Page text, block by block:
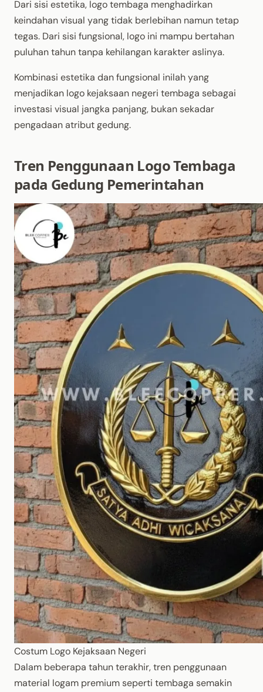
Dari sisi estetika, logo tembaga menghadirkan
keindahan visual yang tidak berlebihan namun tetap
tegas. Dari sisi fungsional, logo ini mampu bertahan
puluhan tahun tanpa kehilangan karakter aslinya.
Kombinasi estetika dan fungsional inilah yang
menjadikan logo kejaksaan negeri tembaga sebagai
investasi visual jangka panjang, bukan sekadar
pengadaan atribut gedung.
Tren Penggunaan Logo Tembaga
pada Gedung Pemerintahan
Costum Logo Kejaksaan Negeri
Dalam beberapa tahun terakhir, tren penggunaan
material logam premium seperti tembaga semakin